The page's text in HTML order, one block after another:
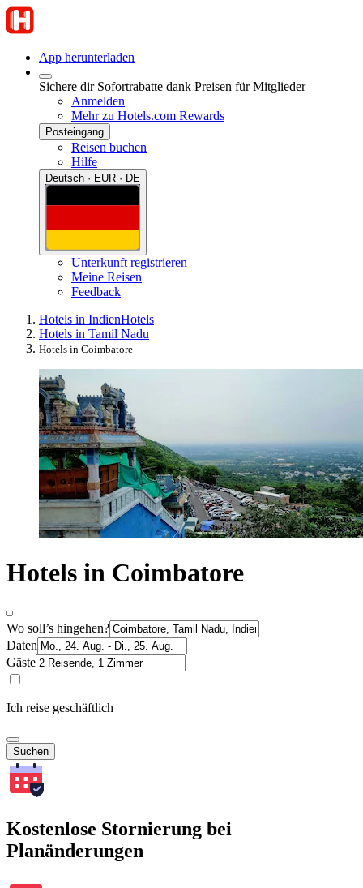
App herunterladen
Sichere dir Sofortrabatte dank Preisen für Mitglieder
Anmelden
Mehr zu Hotels.com Rewards
Posteingang
Reisen buchen
Hilfe
Deutsch · EUR · DE
Unterkunft registrieren
Meine Reisen
Feedback
Hotels in IndienHotels
Hotels in Tamil Nadu
Hotels in Coimbatore
Hotels in Coimbatore
Wo soll’s hingehen?
Daten
Gäste
Ich reise geschäftlich
Suchen
Kostenlose Stornierung bei
Planänderungen